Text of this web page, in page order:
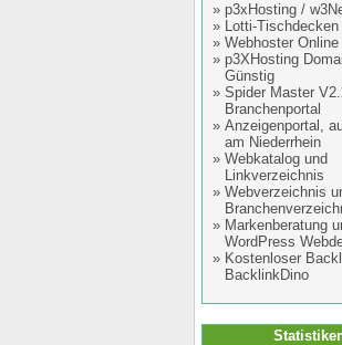
» p3xHosting /
» Lotti-Tischdecken
» Webhoster Online
» p3XHosting
Günstig
» Spider Master
Branchenportal
» Anzeigenportal,
am Niederrhein
» Webkatalog und
Linkverzeichnis
» Webverzeichnis
» Markenberatung
WordPress
» Kostenloser
BacklinkDino